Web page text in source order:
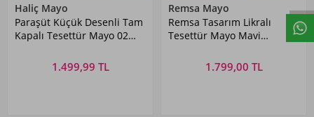
Haliç Mayo
Paraşüt Küçük Desenli Tam
Kapalı Tesettür Mayo 02
1.499,99 TL
Remsa Mayo
Remsa Tasarım Likralı
Tesettür Mayo Mavi
1.799,00 TL